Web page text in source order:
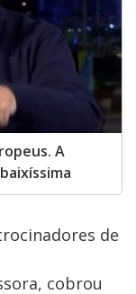
A
de
cobrou